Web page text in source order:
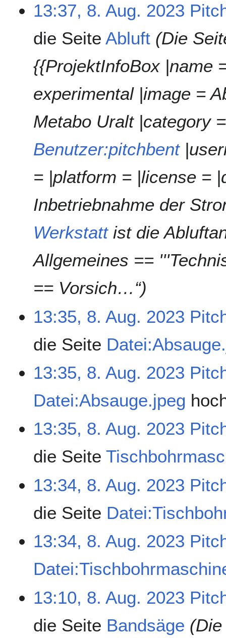
13:37, 8. Aug. 2023
die SeiteAbluft (Die
{{ProjektInfoBox |name
experimental |image =
Metabo Uralt |category
Benutzer:pitchbent
= |platform = |license =
Inbetriebnahme der
Werkstattist die
Allgemeines ==
== Vorsich…“)
13:35, 8. Aug. 2023
die Seite
13:35, 8. Aug. 2023
Datei:Absauge.jpeg
13:35, 8. Aug. 2023
die Seite
13:34, 8. Aug. 2023
die Seite
13:34, 8. Aug. 2023
13:10, 8. Aug. 2023
die Seite Bandsäge